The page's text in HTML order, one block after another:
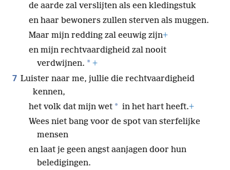
de aarde zal verslijten als een kledingstuk
en haar bewoners zullen sterven als muggen.
Maar mijn redding zal eeuwig zijn+
en mijn rechtvaardigheid zal nooit
verdwijnen. * +
7 Luister naar me, jullie die rechtvaardigheid
kennen,
het volk dat mijn wet * in het hart heeft.+
Wees niet bang voor de spot van sterfelijke
mensen
en laat je geen angst aanjagen door hun
beledigingen.